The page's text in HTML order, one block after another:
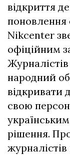
відкриття
поновлення
Nikcenter
офіційним
народний
відкривати
свою
рішення.